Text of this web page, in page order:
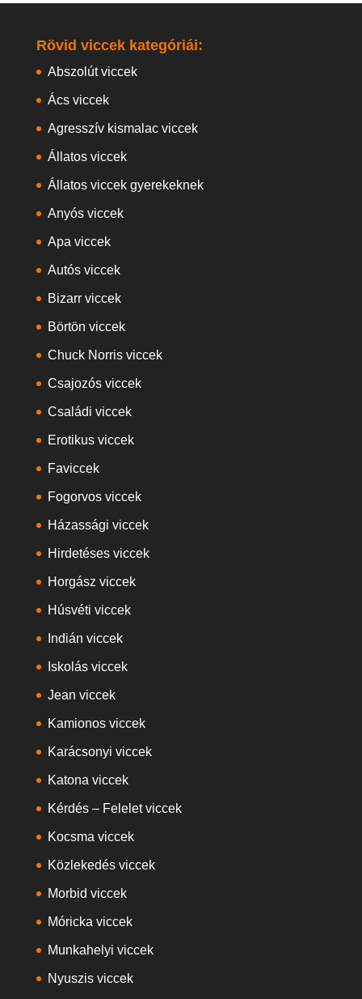
Rövid viccek kategóriái:
Abszolút viccek
Ács viccek
Agresszív kismalac viccek
Állatos viccek
Állatos viccek gyerekeknek
Anyós viccek
Apa viccek
Autós viccek
Bizarr viccek
Börtön viccek
Chuck Norris viccek
Csajozós viccek
Családi viccek
Erotikus viccek
Faviccek
Fogorvos viccek
Házassági viccek
Hirdetéses viccek
Horgász viccek
Húsvéti viccek
Indián viccek
Iskolás viccek
Jean viccek
Kamionos viccek
Karácsonyi viccek
Katona viccek
Kérdés – Felelet viccek
Kocsma viccek
Közlekedés viccek
Morbid viccek
Móricka viccek
Munkahelyi viccek
Nyuszis viccek